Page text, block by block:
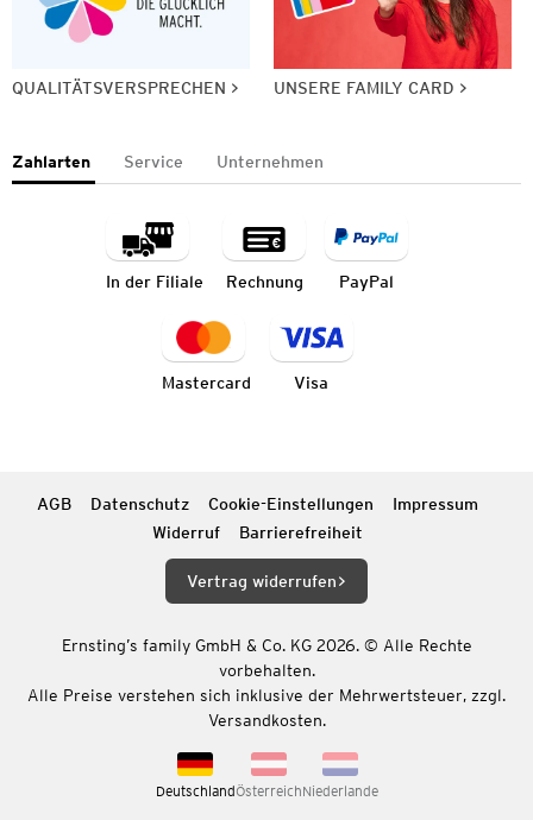
QUALITÄTSVERSPRECHEN UNSERE FAMILY CARD
Zahlarten Service Unternehmen
In der Filiale Rechnung PayPal
Mastercard Visa
AGB Datenschutz Cookie-Einstellungen
Impressum
Widerruf
Barrierefreiheit
Vertrag widerrufen
Ernsting’s family GmbH & Co. KG 2026. © Alle Rechte
vorbehalten.
Alle Preise verstehen sich inklusive der Mehrwertsteuer, zzgl.
Versandkosten.
DeutschlandÖsterreichNiederlande